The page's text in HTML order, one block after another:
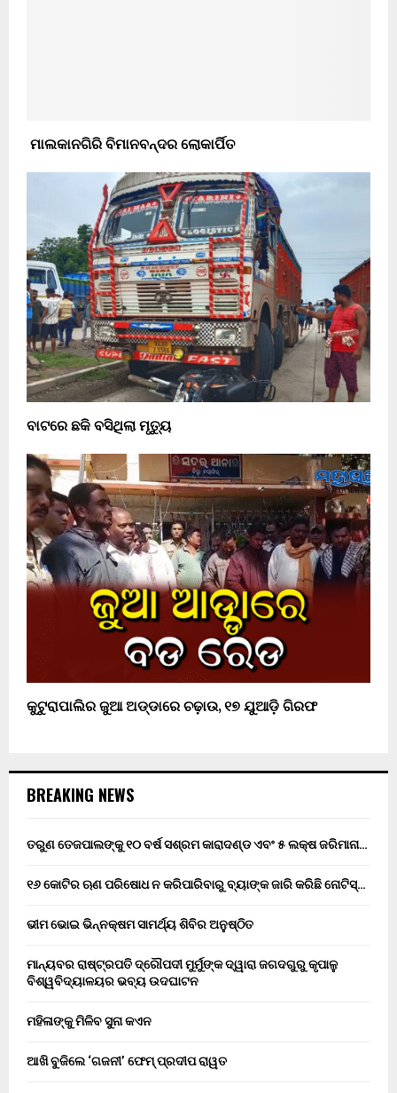
ମାଲକାନଗିରି ବିମାନବନ୍ଦର ଲୋକାର୍ପିତ
ବାଟରେ ଛକି ବସିଥିଲା ମୃତ୍ୟୁ
କୁଟୁରାପାଲିର ଜୁଆ ଅଡ୍ଡାରେ ଚଢ଼ାଉ, ୧୭ ଯୁଆଡ଼ି ଗିରଫ
BREAKING NEWS
ତରୁଣ ତେଜପାଲଙ୍କୁ ୧୦ ବର୍ଷ ସଶ୍ରମ କାରାଦଣ୍ଡ ଏବଂ ₹୫ ଲକ୍ଷ ଜରିମାନା…
୧୬ କୋଟିର ଋଣ ପରିଷୋଧ ନ କରିପାରିବାରୁ ବ୍ୟାଙ୍କ ଜାରି କରିଛି ନୋଟିସ୍…
ଭୀମ ଭୋଇ ଭିନ୍ନକ୍ଷମ ସାମର୍ଥ୍ୟ ଶିବିର ଅନୁଷ୍ଠିତ
ମାନ୍ୟବର ରାଷ୍ଟ୍ରପତି ଦ୍ରୌପଦୀ ମୁର୍ମୁଙ୍କ ଦ୍ୱାରା ଜଗଦଗୁରୁ କୃପାଳୁ
ବିଶ୍ୱବିଦ୍ୟାଳୟର ଭବ୍ୟ ଉଦଘାଟନ
ମହିଳାଙ୍କୁ ମିଳିବ ସୁନା କଏନ
ଆଖି ବୁଜିଲେ ‘ଗଜନୀ’ ଫେମ୍ ପ୍ରଦୀପ ରାୱତ